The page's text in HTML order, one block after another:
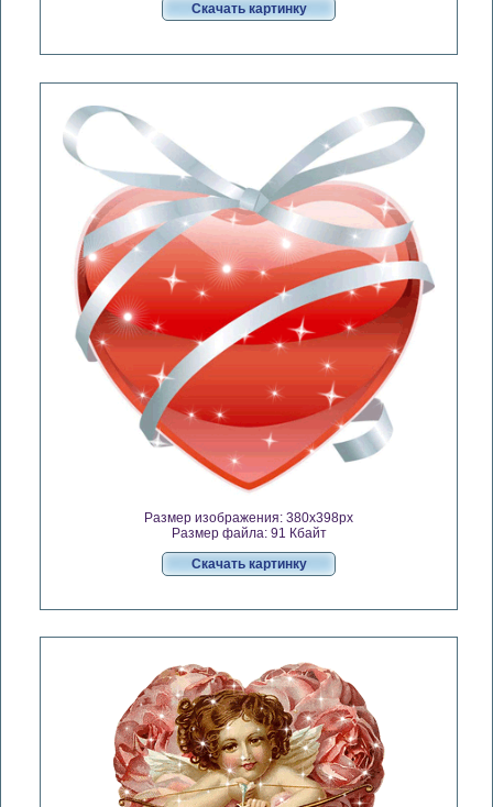
Скачать картинку
Размер изображения: 380x398px
Размер файла: 91 Кбайт
Скачать картинку